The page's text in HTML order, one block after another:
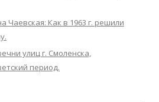
Чаевская: Как в 1963 г. решили
улиц г. Смоленска,
период.